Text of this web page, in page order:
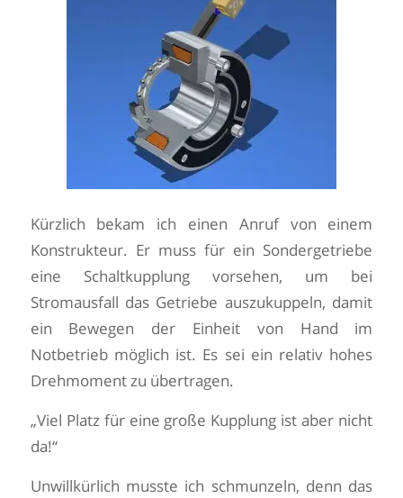
Kürzlich bekam ich einen Anruf von einem
Konstrukteur. Er muss für ein Sondergetriebe
eine Schaltkupplung vorsehen, um bei
Stromausfall das Getriebe auszukuppeln, damit
ein Bewegen der Einheit von Hand im
Notbetrieb möglich ist. Es sei ein relativ hohes
Drehmoment zu übertragen.
„Viel Platz für eine große Kupplung ist aber nicht
da!“
Unwillkürlich musste ich schmunzeln, denn das